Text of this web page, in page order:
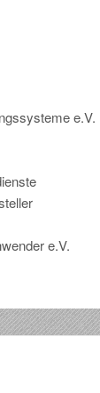
e.V.
e.V.